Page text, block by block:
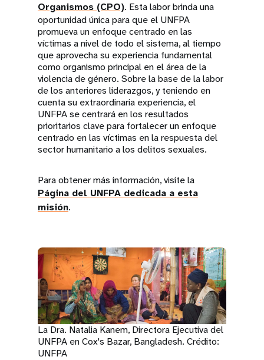
Organismos (CPO). Esta labor brinda una
oportunidad única para que el UNFPA
promueva un enfoque centrado en las
víctimas a nivel de todo el sistema, al tiempo
que aprovecha su experiencia fundamental
como organismo principal en el área de la
violencia de género. Sobre la base de la labor
de los anteriores liderazgos, y teniendo en
cuenta su extraordinaria experiencia, el
UNFPA se centrará en los resultados
prioritarios clave para fortalecer un enfoque
centrado en las víctimas en la respuesta del
sector humanitario a los delitos sexuales.
Para obtener más información, visite la
Página del UNFPA dedicada a esta
misión.
La Dra. Natalia Kanem, Directora Ejecutiva del
UNFPA en Cox's Bazar, Bangladesh. Crédito:
UNFPA